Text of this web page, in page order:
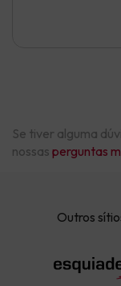
Se tiver alguma
nossas perguntas
Outros